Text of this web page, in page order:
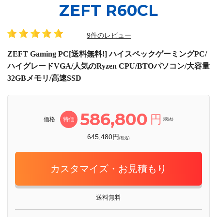
ZEFT R60CL
9件のレビュー
ZEFT Gaming PC[送料無料!] ハイスペックゲーミングPC/
ハイグレードVGA/人気のRyzen CPU/BTOパソコン/大容量
32GBメモリ/高速SSD
価格 特価 586,800 円 (税抜)
645,480円(税込)
カスタマイズ・お見積もり
送料無料